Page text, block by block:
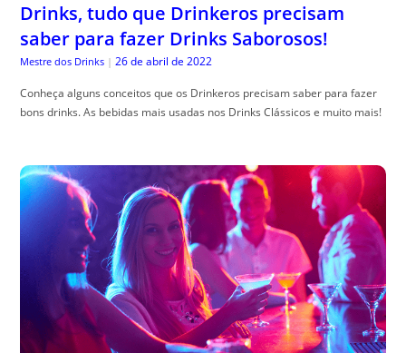
Drinks, tudo que Drinkeros precisam
saber para fazer Drinks Saborosos!
Mestre dos Drinks | 26 de abril de 2022
Conheça alguns conceitos que os Drinkeros precisam saber para fazer
bons drinks. As bebidas mais usadas nos Drinks Clássicos e muito mais!